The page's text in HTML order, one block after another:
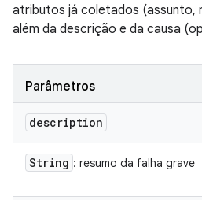
atributos já coletados (assunto,
além da descrição e da causa
Parâmetros
description
String : resumo da falha grave